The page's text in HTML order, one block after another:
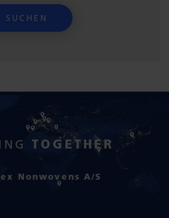
TOGETHER
Nonwovens A/S